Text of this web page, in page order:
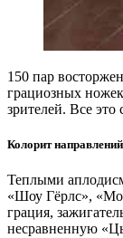
150 пар
грациозных
зрителей. Все
Колорит
Теплыми
«Шоу Гёрлс»,
грация,
несравненную